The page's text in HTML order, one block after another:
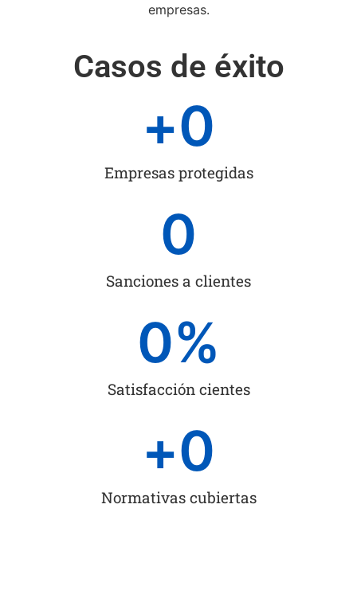
empresas.
Casos de éxito
Empresas protegidas
+0
Sanciones a clientes
0
Satisfacción cientes
0%
Normativas cubiertas
+0